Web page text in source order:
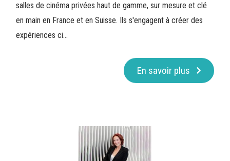
salles de cinéma privées haut de gamme, sur mesure et clé
en main en France et en Suisse. Ils s'engagent à créer des
expériences ci...
En savoir plus